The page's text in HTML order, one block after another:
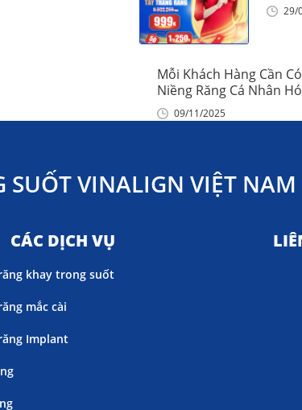
Nha29/
Mỗi Khách Hàng Cần
Niềng Răng Cá Nhân
09/11/2025
VINALIGN VIỆT NAM
CÁC DỊCH VỤ
khay trong suốt
mắc cài
Implant